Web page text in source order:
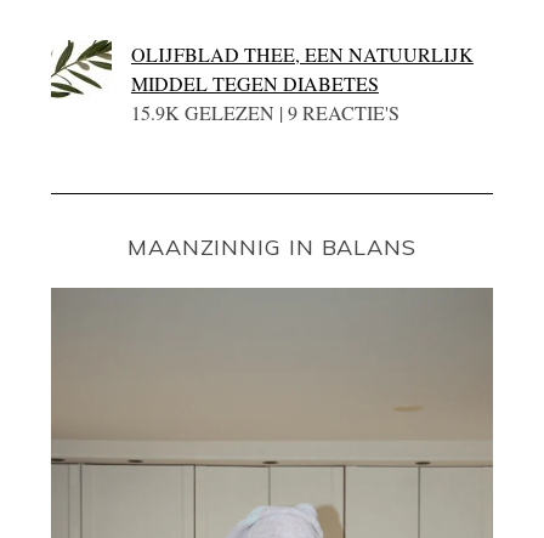
OLIJFBLAD THEE, EEN NATUURLIJK
MIDDEL TEGEN DIABETES
15.9K GELEZEN | 9 REACTIE'S
MAANZINNIG IN BALANS